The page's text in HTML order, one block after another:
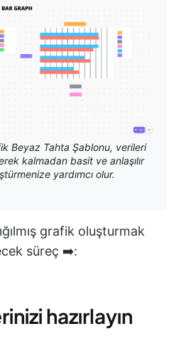
Beyaz Tahta Şablonu, verileri
kalmadan basit ve anlaşılır
yardımcı olur.
grafik oluşturmak
süreç ➡️:
hazırlayın